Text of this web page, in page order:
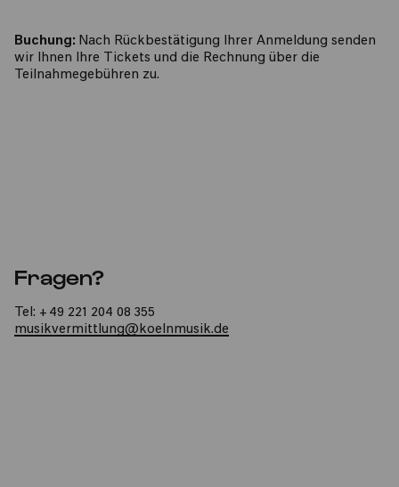
Buchung: Nach Rückbestätigung Ihrer Anmeldung senden
wir Ihnen Ihre Tickets und die Rechnung über die
Teilnahmegebühren zu.
Fragen?
Tel: +49 221 204 08 355
musikvermittlung@koelnmusik.de